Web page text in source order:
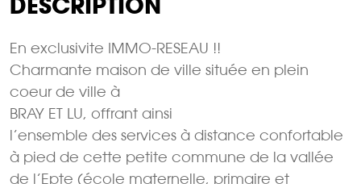
En exclusivite IMMO-RESEAU !!
Charmante maison de ville située en plein
coeur de ville à
BRAY ET LU, offrant ainsi
l’ensemble des services à distance confortable
à pied de cette petite commune de la vallée
de l’Epte (école maternelle, primaire et